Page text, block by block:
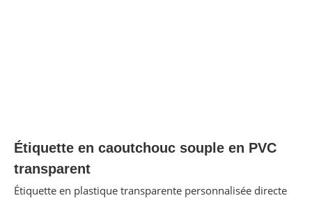
Étiquette en caoutchouc souple en PVC
transparent
Étiquette en plastique transparente personnalisée directe